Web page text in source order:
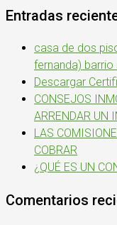
Entradas
casa de dos
fernanda) barrio
Descargar
CONSEJOS
ARRENDAR UN
LAS
COBRAR
¿QUÉ ES UN
Comentarios